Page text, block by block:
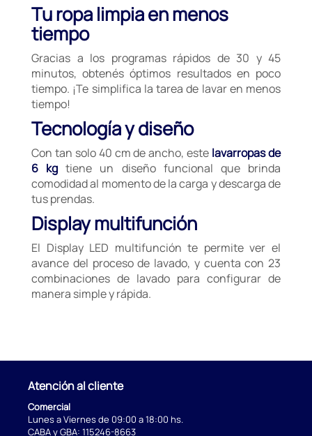
Tu ropa limpia en menos
tiempo
Gracias a los programas rápidos de 30 y 45
minutos, obtenés óptimos resultados en poco
tiempo. ¡Te simplifica la tarea de lavar en menos
tiempo!
Tecnología y diseño
Con tan solo 40 cm de ancho, este lavarropas de
6 kgtiene un diseño funcional que brinda
comodidad al momento de la carga y descarga de
tus prendas.
Display multifunción
El Display LED multifunción te permite ver el
avance del proceso de lavado, y cuenta con 23
combinaciones de lavado para configurar de
manera simple y rápida.
Atención al cliente
Comercial
Lunes a Viernes de 09:00 a 18:00 hs.
CABA y GBA: 115246-8663